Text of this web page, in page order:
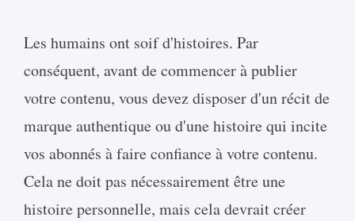
Les humains ont soif d'histoires. Par
conséquent, avant de commencer à publier
votre contenu, vous devez disposer d'un récit de
marque authentique ou d'une histoire qui incite
vos abonnés à faire confiance à votre contenu.
Cela ne doit pas nécessairement être une
histoire personnelle, mais cela devrait créer